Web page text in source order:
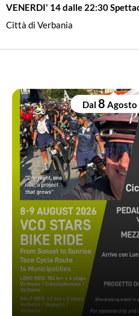
VENERDI' 14 dalle 22:30
Città di Verbania
Dal 8 Agosto